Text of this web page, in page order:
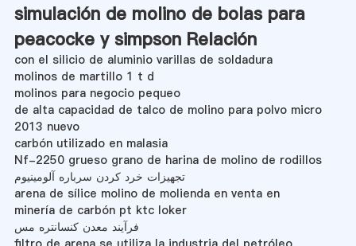
simulación de molino de bolas para
peacocke y simpson Relación
con el silicio de aluminio varillas de soldadura
molinos de martillo 1 t d
molinos para negocio pequeo
de alta capacidad de talco de molino para polvo micro
2013 nuevo
carbón utilizado en malasia
Nf-2250 grueso grano de harina de molino de rodillos
تجهیزات خرد کردن سرباره آلومینیوم
arena de sílice molino de molienda en venta en
minería de carbón pt ktc loker
فرآیند معدن کنسانتره مس